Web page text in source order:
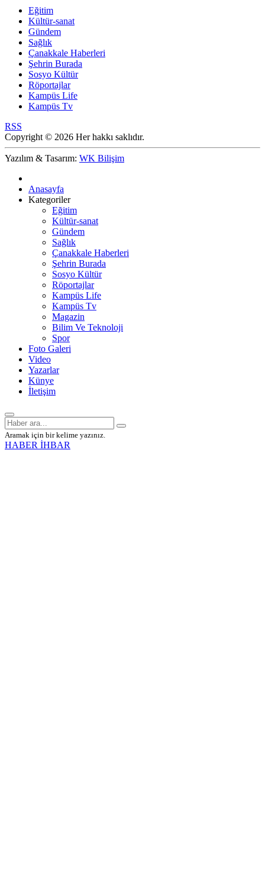
Eğitim
Kültür-sanat
Gündem
Sağlık
Çanakkale Haberleri
Şehrin Burada
Sosyo Kültür
Röportajlar
Kampüs Life
Kampüs Tv
RSS
Copyright © 2026 Her hakkı saklıdır.
Yazılım & Tasarım: WK Bilişim
Anasayfa
Kategoriler
Eğitim
Kültür-sanat
Gündem
Sağlık
Çanakkale Haberleri
Şehrin Burada
Sosyo Kültür
Röportajlar
Kampüs Life
Kampüs Tv
Magazin
Bilim Ve Teknoloji
Spor
Foto Galeri
Video
Yazarlar
Künye
İletişim
Aramak için bir kelime yazınız.
HABER İHBAR